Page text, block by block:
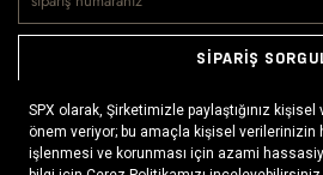
SİPARİŞ
Doğaya ve spora tutkuyla bağlı olanların